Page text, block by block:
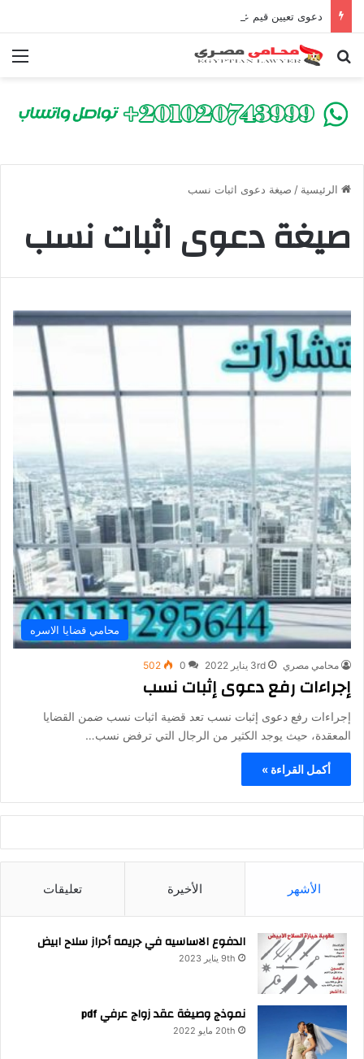
بحث عن
الرئيسية / صيغة دعوى اثبات نسب
صيغة دعوى اثبات نسب
محامي قضايا الاسره
محامي مصري 3rd يناير 2022 0
502
إجراءات رفع دعوى إثبات نسب
إجراءات رفع دعوى إثبات نسب تعد قضية اثبات نسب ضمن القضايا
المعقدة، حيث يوجد الكثير من الرجال التي ترفض نسب…
أكمل القراءة »
الأشهر الأخيرة تعليقات
الدفوع الاساسيه في جريمه أحراز سلاح ابيض
9th يناير 2023
نموذج وصيغة عقد زواج عرفي pdf
20th مايو 2022